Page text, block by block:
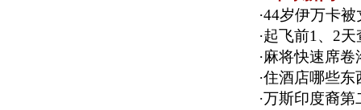
·44岁伊万卡被
·起飞前1、2
·麻将快速席
·住酒店哪些东
·万斯印度裔